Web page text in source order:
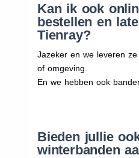
Kan ik ook
bestellen en
Tienray?
Jazeker en we leveren
of omgeving.
En we hebben ook
Bieden jullie
winterbanden